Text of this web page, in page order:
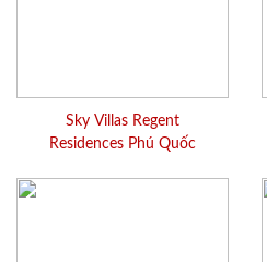
Sky Villas Regent
Residences Phú Quốc